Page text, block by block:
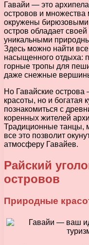
Гавайи — это
островов и множества
окружены
остров обладает
уникальными
Здесь можно найти
насыщенного отдыха:
горные тропы для
даже снежные
Но Гавайские
красоты, но и богатая
познакомиться с
коренных жителей
Традиционные танцы,
все это позволит
атмосферу Гавайев.
Райский
островов
Природные